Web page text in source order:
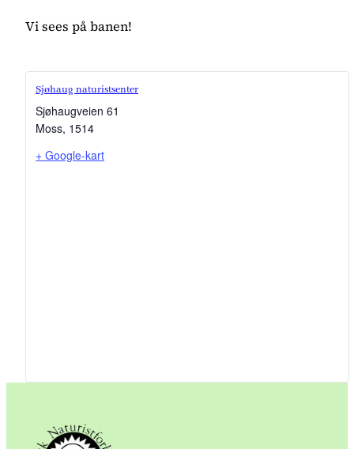
Vi sees på banen!
Sjøhaug naturistsenter
Sjøhaugveien 61
Moss, 1514
+ Google-kart